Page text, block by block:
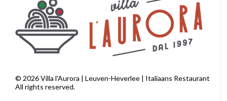
© 2026Villa l'Aurora | Leuven-Heverlee | Italiaans Restaurant
All rights reserved.